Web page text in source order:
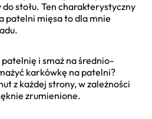
stołu. Ten charakterystyczny
patelni mięsa to dla mnie
i smaż na średnio-
karkówkę na patelni?
z każdej strony, w zależności
zrumienione.